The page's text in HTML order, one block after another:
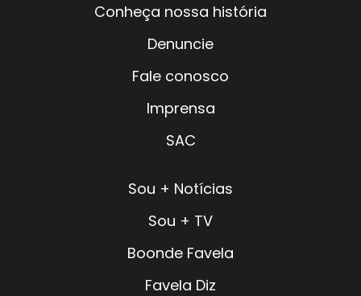
Conheça nossa história
Denuncie
Fale conosco
Imprensa
SAC
Sou + Notícias
Sou + TV
Boonde Favela
Favela Diz